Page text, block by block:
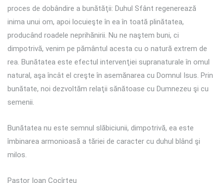
proces de dobândire a bunătăţii: Duhul Sfânt regenerează
inima unui om, apoi locuieşte în ea în toată plinătatea,
producând roadele neprihănirii. Nu ne naştem buni, ci
dimpotrivă, venim pe pământul acesta cu o natură extrem de
rea. Bunătatea este efectul intervenţiei supranaturale în omul
natural, aşa încât el creşte în asemănarea cu Domnul Isus. Prin
bunătate, noi dezvoltăm relaţii sănătoase cu Dumnezeu şi cu
semenii.
Bunătatea nu este semnul slăbiciunii, dimpotrivă, ea este
îmbinarea armonioasă a tăriei de caracter cu duhul blând şi
milos.
Pastor Ioan Cocîrţeu